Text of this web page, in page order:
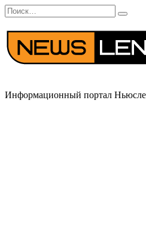
Перейти
к
содержанию
Search
for:
Информационный портал